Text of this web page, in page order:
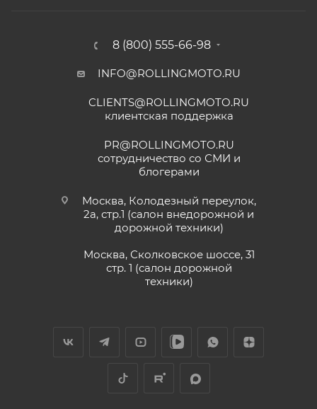
8 (800) 555-66-98
INFO@ROLLINGMOTO.RU
CLIENTS@ROLLINGMOTO.RU
клиентская поддержка
PR@ROLLINGMOTO.RU
сотрудничество со СМИ и
блогерами
Москва, Колодезный переулок,
2а, стр.1 (салон внедорожной и
дорожной техники)
Москва, Сколковское шоссе, 31
стр. 1 (салон дорожной
техники)